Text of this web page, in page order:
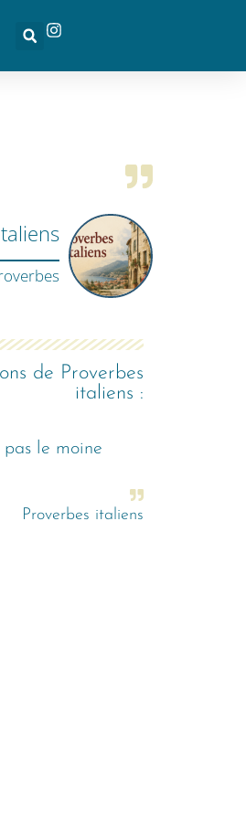
de Proverbes
italiens :
le moine
Proverbes italiens